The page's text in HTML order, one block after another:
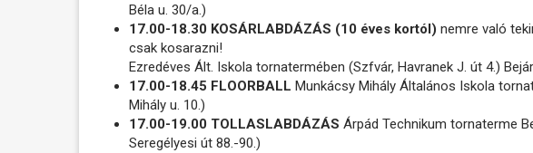
Béla u. 30/a.)
17.00-18.30 KOSÁRLABDÁZÁS (10 éves kortól) nemre való
csak kosarazni!
Ezredéves Ált. Iskola tornatermében (Szfvár, Havranek J. út 4.)
17.00-18.45 FLOORBALL Munkácsy Mihály Általános Iskola
Mihály u. 10.)
17.00-19.00 TOLLASLABDÁZÁS Árpád Technikum tornaterme
Seregélyesi út 88.-90.)